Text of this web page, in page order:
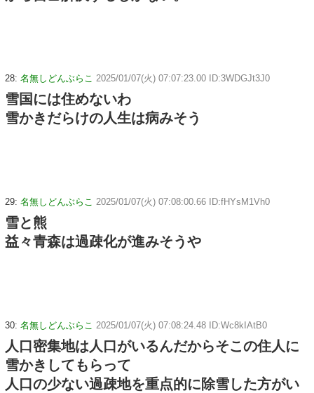
28: 名無しどんぶらこ 2025/01/07(火) 07:07:23.00 ID:3WDGJt3J0
雪国には住めないわ
雪かきだらけの人生は病みそう
29: 名無しどんぶらこ 2025/01/07(火) 07:08:00.66 ID:fHYsM1Vh0
雪と熊
益々青森は過疎化が進みそうや
30: 名無しどんぶらこ 2025/01/07(火) 07:08:24.48 ID:Wc8kIAtB0
人口密集地は人口がいるんだからそこの住人に
雪かきしてもらって
人口の少ない過疎地を重点的に除雪した方がい